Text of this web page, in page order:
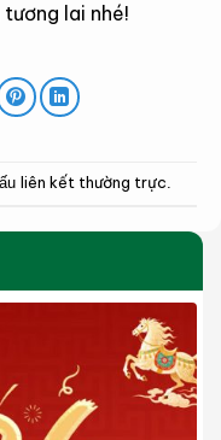
lai nhé!
liên kết thường trực.